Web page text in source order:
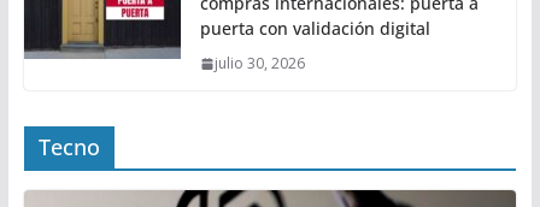
puerta con validación digital
julio 30, 2026
Tecno